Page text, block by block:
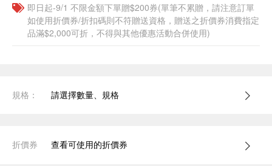
即日起-9/1 不限金額下單贈$200券(單筆不累贈，請注意訂單
如使用折價券/折扣碼則不符贈送資格，贈送之折價券消費指定
品滿$2,000可折，不得與其他優惠活動合併使用)
規格： 請選擇數量、規格
折價券 查看可使用的折價券